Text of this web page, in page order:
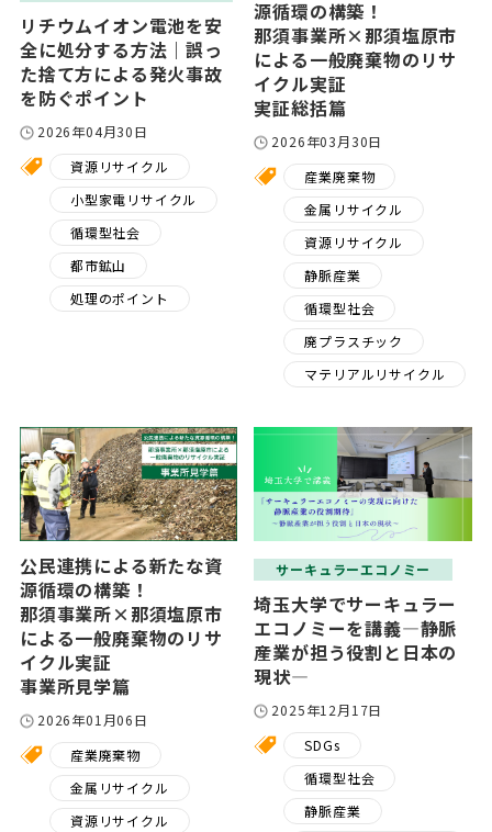
リチウムイオン電池を安
全に処分する方法｜誤っ
た捨て方による発火事故
を防ぐポイント
2026年04月30日
資源リサイクル
小型家電リサイクル
循環型社会
都市鉱山
処理のポイント
源循環の構築！
那須事業所×那須塩原市
による一般廃棄物のリサ
イクル実証
実証総括篇
2026年03月30日
産業廃棄物
金属リサイクル
資源リサイクル
静脈産業
循環型社会
廃プラスチック
マテリアルリサイクル
公民連携による新たな資
源循環の構築！
那須事業所×那須塩原市
による一般廃棄物のリサ
イクル実証
事業所見学篇
2026年01月06日
産業廃棄物
金属リサイクル
資源リサイクル
サーキュラーエコノミー
埼玉大学でサーキュラー
エコノミーを講義―静脈
産業が担う役割と日本の
現状―
2025年12月17日
SDGs
循環型社会
静脈産業